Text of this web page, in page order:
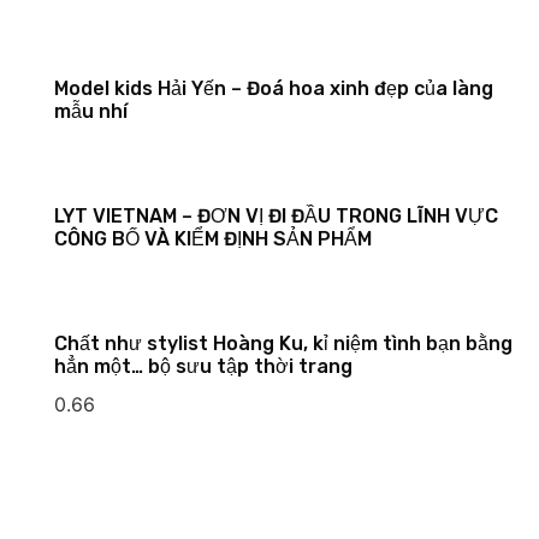
Model kids Hải Yến – Đoá hoa xinh đẹp của làng
mẫu nhí
LYT VIETNAM – ĐƠN VỊ ĐI ĐẦU TRONG LĨNH VỰC
CÔNG BỐ VÀ KIỂM ĐỊNH SẢN PHẨM
Chất như stylist Hoàng Ku, kỉ niệm tình bạn bằng
hẳn một… bộ sưu tập thời trang